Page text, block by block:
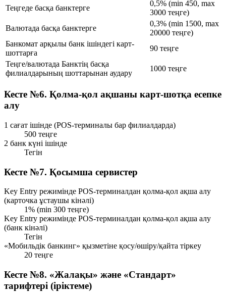
Теңгеде басқа банктерге
0,5% (min 450, max
3000 теңге)
Валютада басқа банктерге
0,3% (min 1500, max
20000 теңге)
Банкомат арқылы банк ішіндегі карт-
шоттарға
90 теңге
Теңге/валютада Банктің басқа
филиалдарының шоттарынан аудару
1000 теңге
Кесте №6. Қолма-қол ақшаны карт-шотқа есепке
алу
1 сағат ішінде (POS-терминалы бар филиалдарда)
500 теңге
2 банк күні ішінде
Тегін
Кесте №7. Қосымша сервистер
Key Entry режимінде POS-терминалдан қолма-қол ақша алу
(карточка ұстаушы кінәлі)
1% (min 300 теңге)
Key Entry режимінде POS-терминалдан қолма-қол ақша алу
(банк кінәлі)
Тегін
«Мобильдік банкинг» қызметіне қосу/өшіру/қайта тіркеу
20 теңге
Кесте №8. «Жалақы» және «Стандарт»
тарифтері (іріктеме)